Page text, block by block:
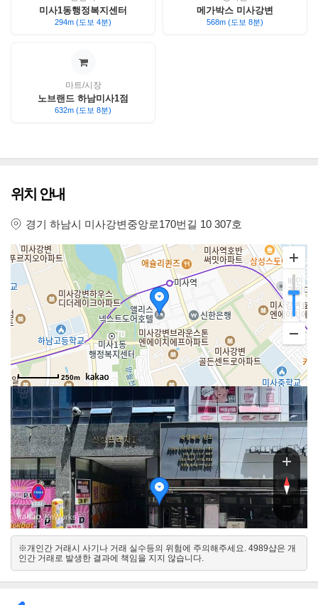
미사1동행정복지센터
294m (도보 4분)
메가박스 미사강변
568m (도보 8분)
마트/시장
노브랜드 하남미사1점
632m (도보 8분)
위치 안내
경기 하남시 미사강변중앙로170번길 10 307호
250m
북
, KnWorks
※개인간 거래시 사기나 거래 실수등의 위험에 주의해주세요. 4989샵은 개
인간 거래로 발생한 결과에 책임을 지지 않습니다.